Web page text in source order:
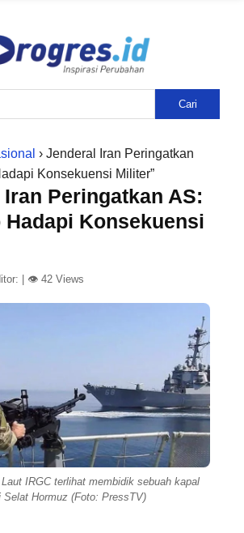
Cari
› Jenderal Iran Peringatkan
Konsekuensi Militer”
Peringatkan AS:
Hadapi Konsekuensi
👁 42 Views
IRGC terlihat membidik sebuah kapal
Selat Hormuz (Foto: PressTV)